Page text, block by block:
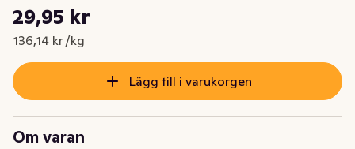
Nuvarande pris är: 29,95 kr
29,95 kr
136,14 kr /kg
Styckpris: 136,14 kr /kg
Lägg till i varukorgen
Om varan